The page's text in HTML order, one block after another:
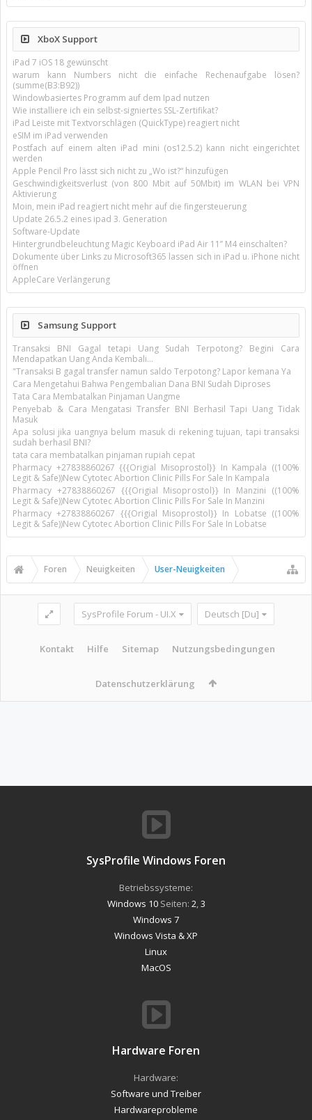
XboX Support
iPad 7 iOS 18 gewünscht
warum kann Numbers nicht die einfache Rechenaufgabe lösen?
(summe(B3:B92))
Windowbasiertes Programm auf dem Ipad nutzen
Wie installiere ich ein selbst-signiertes SSL-Zertifikat?
iPad Leiste mit Textvorschlägen (QuickType) reagiert nicht
eSIM im iPad verwenden
Postfach auf einem alten iPad mini (os12.5.2) kann nicht eingerichtet
werden
Apple Pencil Pro lässt sich nicht zu „Wo ist?“ hinzufügen
Geschwindigkeitsverlust (von 800 Mbit auf 50Mbit) im WLAN bei VPN
Aktivierung
Moin, mein iPad reagiert nicht mehr auf die fingersteuerung
Update 26.5.2 eines ipad 3. Generation
Software-Update
Hintergrundbeleuchtung Magic Keyboard iPad Air 11’’ M4 einschalten?
Dokumente über Links zu Microsoft365 lassen sich in iPad u. iPhone nicht
öffnen
AppleCare Verlängerung
Samsung Support
Transaksi BNI Gagal tetapi Uang Sudah Terpotong? Begini Cara
Mendapatkan Uang Anda Kembali...
"Transaksi B gagal transfer namun saldo Terpotong? Lapor kemana Ya
Cara Mengetahui Bahwa Pengembalian Dana BNI Sudah Diproses
Tata Cara Membatalkan Pinjaman Uangme
Penyebab & Cara Mengatasi Transfer BNI Berhasil Tapi Uang Tidak
Masuk
Apa solusi jika uangnya belum masuk di rekening tujuan, tapi transaksi
sudah berhasil BNI?
tata cara membatalkan pinjaman rupiah cepat
Pharmacy +27838860267 {{{Origial Misoprostol}} In Kampala ((100%
Legit & Safe))New Cytotec Abortion Clinic Pills For Sale In Kampala
Pharmacy +27838860267 {{{Origial Misoprostol}} In Manzini ((100%
Legit & Safe))New Cytotec Abortion Clinic Pills For Sale In Manzini
Pharmacy +27838860267 {{{Origial Misoprostol}} In Lobatse ((100%
Legit & Safe))New Cytotec Abortion Clinic Pills For Sale In Lobatse
Foren Neuigkeiten User-Neuigkeiten
SysProfile Forum - UI.X Deutsch [Du]
Kontakt Hilfe Sitemap Nutzungsbedingungen
Datenschutzerklärung
SysProfile Windows Foren
Betriebssysteme:
Windows 10Seiten: 2 3
Windows 7
Windows Vista & XP
Linux
MacOS
Hardware Foren
Hardware:
Software und Treiber
Hardwareprobleme